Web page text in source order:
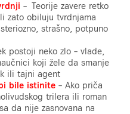
– Teorije zavere retko
zato obiluju tvrdnjama
strašno, potpuno
postoji neko zlo – vlade,
koji žele da smanje
ili tajni agent
bile istinite – Ako priča
trilera ili roman
da nije zasnovana na